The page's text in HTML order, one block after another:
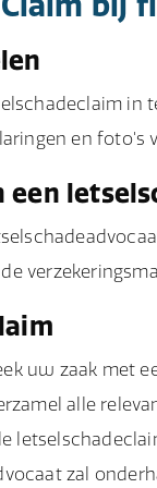
in
en foto's
een
uw zaak met
alle
zal